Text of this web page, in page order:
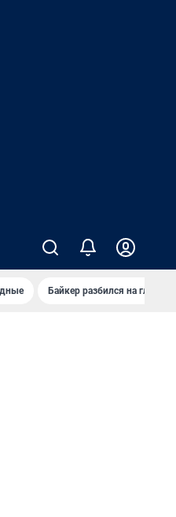
Байкер разбился на глазах